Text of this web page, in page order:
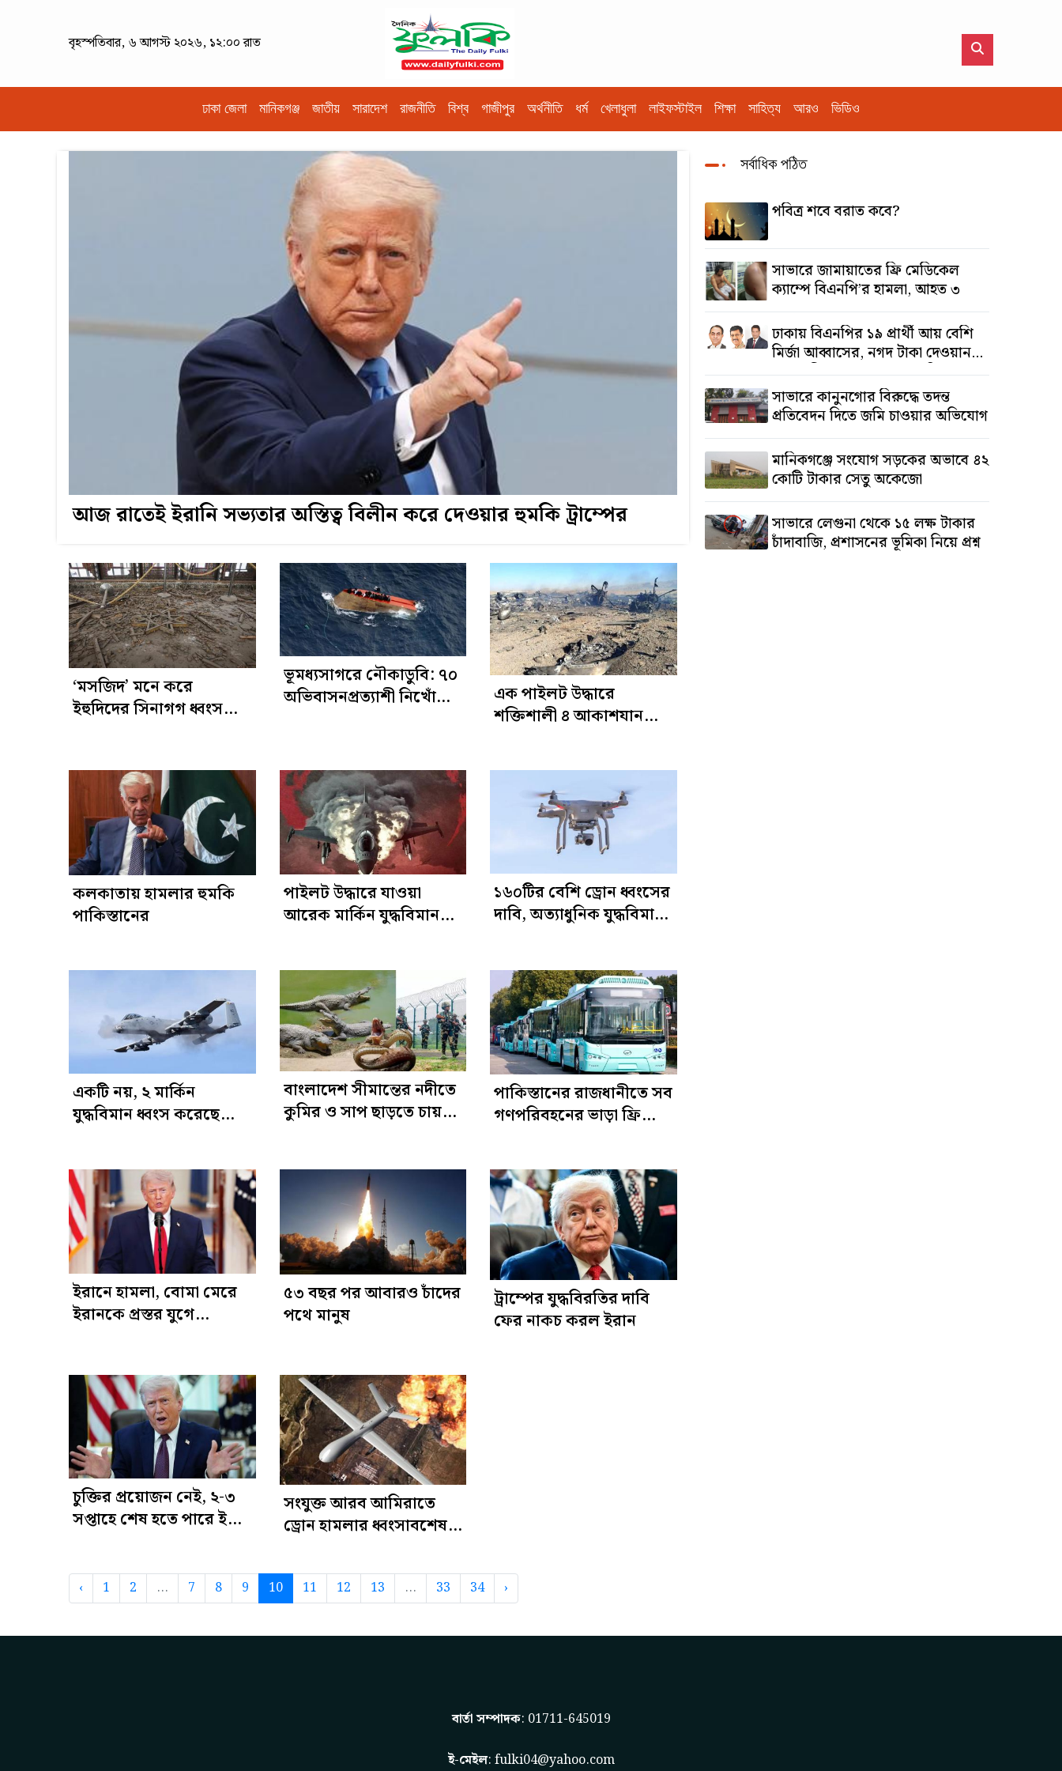
বৃহস্পতিবার, ৬ আগস্ট ২০২৬, ১২:০০ রাত
ঢাকা জেলা মানিকগঞ্জ জাতীয় সারাদেশ রাজনীতি বিশ্ব গাজীপুর অর্থনীতি ধর্ম খেলাধুলা লাইফস্টাইল শিক্ষা সাহিত্য আরও ভিডিও
আজ রাতেই ইরানি সভ্যতার অস্তিত্ব বিলীন করে দেওয়ার হুমকি ট্রাম্পের
‘মসজিদ’ মনে করে
ইহুদিদের সিনাগগ ধ্বংস
ভূমধ্যসাগরে নৌকাডুবি: ৭০
অভিবাসনপ্রত্যাশী নিখোঁজ,
এক পাইলট উদ্ধারে
শক্তিশালী ৪ আকাশযান
কলকাতায় হামলার হুমকি
পাকিস্তানের
পাইলট উদ্ধারে যাওয়া
আরেক মার্কিন যুদ্ধবিমান
১৬০টির বেশি ড্রোন ধ্বংসের
দাবি, অত্যাধুনিক যুদ্ধবিমান
একটি নয়, ২ মার্কিন
যুদ্ধবিমান ধ্বংস করেছে
বাংলাদেশ সীমান্তের নদীতে
কুমির ও সাপ ছাড়তে চায়
পাকিস্তানের রাজধানীতে সব
গণপরিবহনের ভাড়া ফ্রি
ইরানে হামলা, বোমা মেরে
ইরানকে প্রস্তর যুগে
৫৩ বছর পর আবারও চাঁদের
পথে মানুষ
ট্রাম্পের যুদ্ধবিরতির দাবি
ফের নাকচ করল ইরান
চুক্তির প্রয়োজন নেই, ২-৩
সপ্তাহে শেষ হতে পারে ইরান
সংযুক্ত আরব আমিরাতে
ড্রোন হামলার ধ্বংসাবশেষ
‹ 1 2 ... 7 8 9 10 11 12 13 ... 33 34 ›
সর্বাধিক পঠিত
পবিত্র শবে বরাত কবে?
সাভারে জামায়াতের ফ্রি মেডিকেল
ক্যাম্পে বিএনপি’র হামলা, আহত ৩
ঢাকায় বিএনপির ১৯ প্রার্থী আয় বেশি
মির্জা আব্বাসের, নগদ টাকা দেওয়ান
সালাউদ্দিনের, অস্থাবর সম্পত্তি
তমিজউদ্দিনের
সাভারে কানুনগোর বিরুদ্ধে তদন্ত
প্রতিবেদন দিতে জমি চাওয়ার অভিযোগ
মানিকগঞ্জে সংযোগ সড়কের অভাবে ৪২
কোটি টাকার সেতু অকেজো
সাভারে লেগুনা থেকে ১৫ লক্ষ টাকার
চাঁদাবাজি, প্রশাসনের ভূমিকা নিয়ে প্রশ্ন
বার্তা সম্পাদক: 01711-645019
ই-মেইল: fulki04@yahoo.com